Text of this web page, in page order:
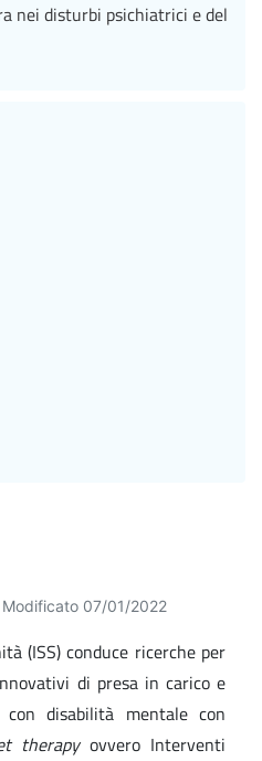
Modificato 07/01/2022
(ISS) conduce ricerche per
di presa in carico e
disabilità mentale con
therapyovvero Interventi
nei disturbi psichiatrici e del